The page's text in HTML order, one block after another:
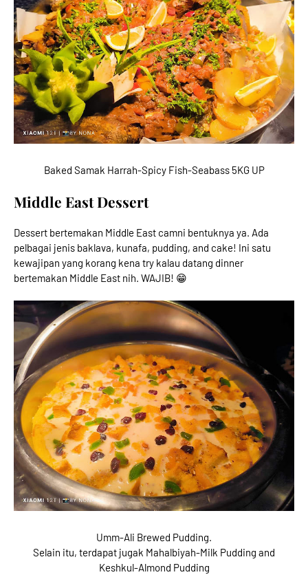
Baked Samak Harrah-Spicy Fish-Seabass 5KG UP
Middle East Dessert
Dessert bertemakan Middle East camni bentuknya ya. Ada
pelbagai jenis baklava, kunafa, pudding, and cake! Ini satu
kewajipan yang korang kena try kalau datang dinner
bertemakan Middle East nih. WAJIB! 😁
Umm-Ali Brewed Pudding.
Selain itu, terdapat jugak Mahalbiyah-Milk Pudding and
Keshkul-Almond Pudding